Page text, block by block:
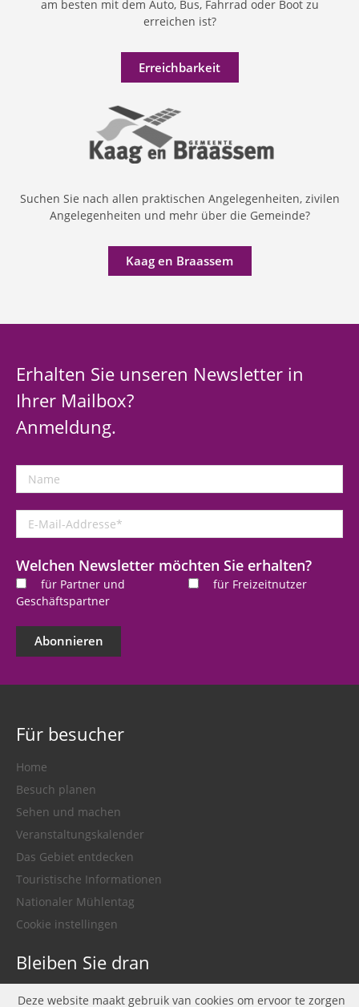
Deze website maakt gebruik van cookies om ervoor te zorgen
am besten mit dem Auto, Bus, Fahrrad oder Boot zu
erreichen ist?
Erreichbarkeit
Suchen Sie nach allen praktischen Angelegenheiten, zivilen
Angelegenheiten und mehr über die Gemeinde?
Kaag en Braassem
Erhalten Sie unseren Newsletter in
Ihrer Mailbox?
Anmeldung.
Name
Mail-
*
Welchen Newsletter möchten Sie erhalten?
für Partner und
Geschäftspartner
für Freizeitnutzer
Abonnieren
Für besucher
Home
Besuch planen
Sehen und machen
Veranstaltungskalender
Das Gebiet entdecken
Touristische Informationen
Nationaler Mühlentag
Cookie instellingen
Bleiben Sie dran
facebook
twitterinstagram
youtube